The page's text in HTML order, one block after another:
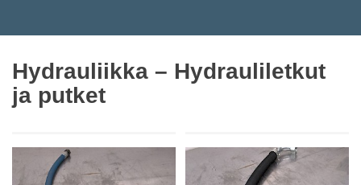
ETUSIVU
KATEGORIAT
TUOTEHAKU
Hydrauliikka – Hydrauliletkut
ja putket